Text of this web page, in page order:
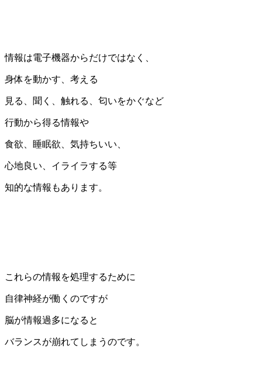
情報は電子機器からだけではなく、
身体を動かす、考える
見る、聞く、触れる、匂いをかぐなど
行動から得る情報や
食欲、睡眠欲、気持ちいい、
心地良い、イライラする等
知的な情報もあります。
これらの情報を処理するために
自律神経が働くのですが
脳が情報過多になると
バランスが崩れてしまうのです。